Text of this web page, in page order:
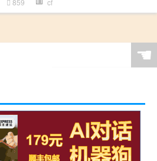
859 cf
☚